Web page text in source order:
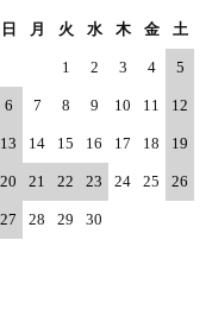
日 月 火 水 木 金 土
1 2 3 4 5
6 7 8 9 10 11 12
13 14 15 16 17 18 19
20 21 22 23 24 25 26
27 28 29 30